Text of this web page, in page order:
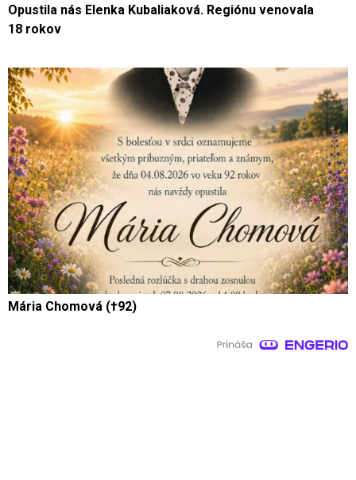
Opustila nás Elenka Kubaliaková. Regiónu venovala
18 rokov
Mária Chomová (†92)